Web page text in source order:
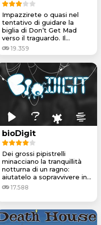
Impazzirete o quasi nel
tentativo di guidare la
biglia di Don’t Get Mad
verso il traguardo. Il...
19.359
bioDigit
Dei grossi pipistrelli
minacciano la tranquillità
notturna di un ragno:
aiutatelo a sopravvivere in...
17.588